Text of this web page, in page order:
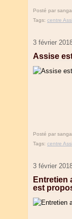
Posté par
Tags: centre
3 février
Assise
Posté par
Tags: centre
3 février
Entretien
est